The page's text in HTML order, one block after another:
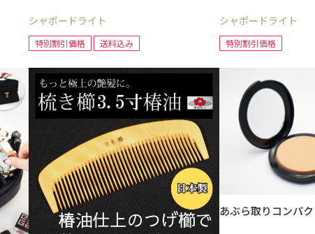
シャポードライト
特別割引価格 送料込み
シャポードライト
特別割引価格
あぶら取りコンパ